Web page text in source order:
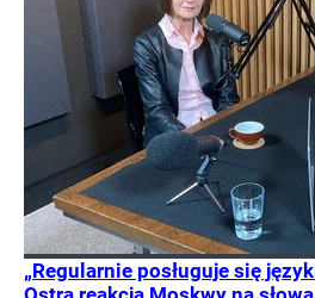
„Regularnie posługuje się